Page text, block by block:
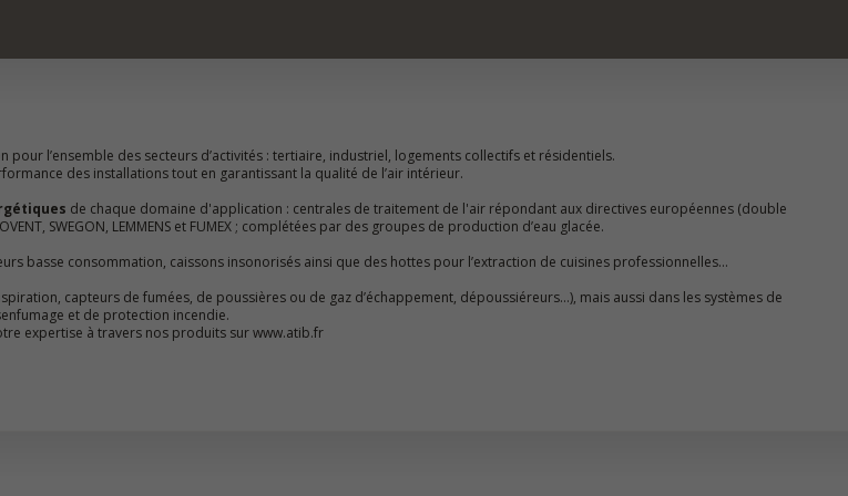
l’ensemble des secteurs d’activités : tertiaire, industriel, logements collectifs et résidentiels.
des installations tout en garantissant la qualité de l’air intérieur.
de chaque domaine d'application : centrales de traitement de l'air répondant aux directives européennes (double
SWEGON, LEMMENS et FUMEX ; complétées par des groupes de production d’eau glacée.
basse consommation, caissons insonorisés ainsi que des hottes pour l’extraction de cuisines professionnelles…
capteurs de fumées, de poussières ou de gaz d’échappement, dépoussiéreurs…), mais aussi dans les systèmes de
et de protection incendie.
expertise à travers nos produits sur www.atib.fr